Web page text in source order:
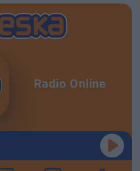
Radio Online